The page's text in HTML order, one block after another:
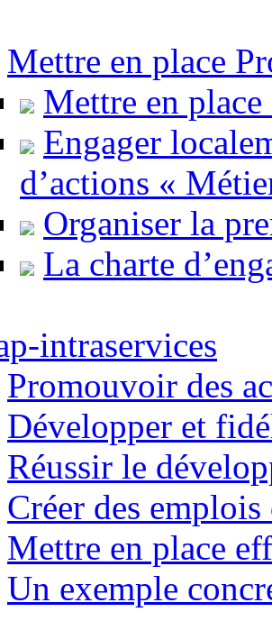
Mettre en place
Mettre en
Engager
d’actions «
Organiser la
La charte
intraservices
Promouvoir des
Développer et
Réussir le
Créer des emplois
Mettre en place
Un exemple